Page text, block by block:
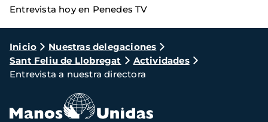
Entrevista hoy en Penedes TV
Ruta
de
navegación
Inicio
Nuestras delegaciones
Sant Feliu de Llobregat
Actividades
Entrevista a nuestra directora